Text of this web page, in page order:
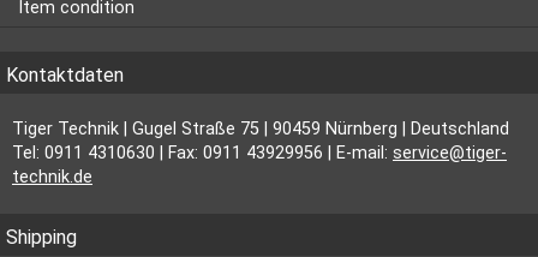
Item condition
Kontaktdaten
Tiger Technik | Gugel Straße 75 | 90459 Nürnberg | Deutschland
Tel: 0911 4310630 | Fax: 0911 43929956 | E-mail: service@tiger-
technik.de
Shipping